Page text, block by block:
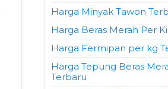
Harga Minyak Tawon
Harga Beras Merah Per
Harga Fermipan per kg
Harga Tepung Beras
Terbaru